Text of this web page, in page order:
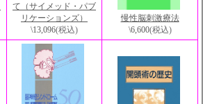
て（サイメッド・パブ
リケーションズ）
\13,096(税込)
慢性脳刺激療法
\6,600(税込)